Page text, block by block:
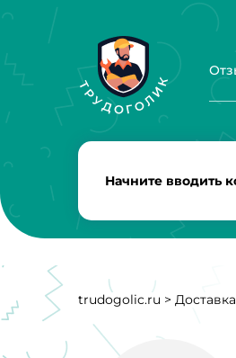
Начните вводить
trudogolic.ru >